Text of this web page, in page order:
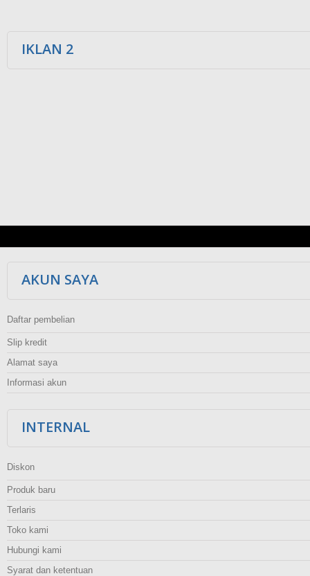
IKLAN 2
AKUN SAYA
Daftar pembelian
Slip kredit
Alamat saya
Informasi akun
INTERNAL
Diskon
Produk baru
Terlaris
Toko kami
Hubungi kami
Syarat dan ketentuan